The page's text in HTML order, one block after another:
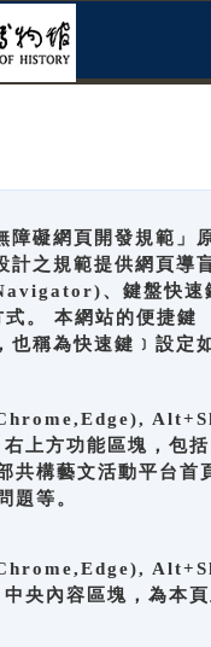
障礙網頁開發規範」
計之規範提供網頁導
、鍵盤快速
。 本網站的便捷鍵
也稱為快速鍵﹞設定
上方功能區塊，包括
共構藝文活動平台首
題等。
央內容區塊，為本頁